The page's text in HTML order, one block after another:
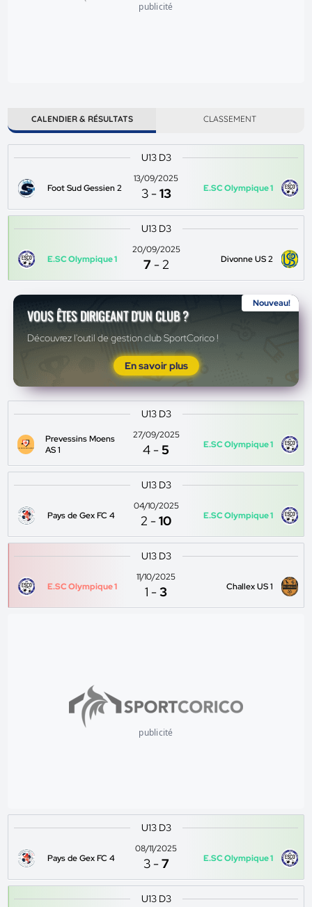
publicité
CALENDIER & RÉSULTATS CLASSEMENT
U13 D3
Foot Sud Gessien 2
13/09/2025
3 -13 E.SC Olympique 1
U13 D3
E.SC Olympique 1
20/09/2025
7 -2 Divonne US 2
Nouveau!
VOUS ÊTES DIRIGEANT D'UN CLUB ?
Découvrez l'outil de gestion club SportCorico !
En savoir plus
U13 D3
Prevessins Moens
AS 1
27/09/2025
4 -5 E.SC Olympique 1
U13 D3
Pays de Gex FC 4
04/10/2025
2 -10 E.SC Olympique 1
U13 D3
E.SC Olympique 1
11/10/2025
1 -3 Challex US 1
publicité
U13 D3
Pays de Gex FC 4
08/11/2025
3 -7 E.SC Olympique 1
U13 D3